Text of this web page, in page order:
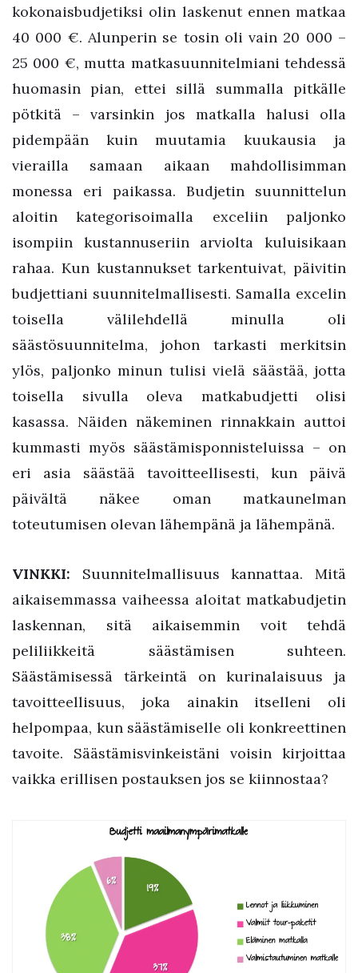
kokonaisbudjetiksi olin laskenut ennen matkaa
40 000 €. Alunperin se tosin oli vain 20 000 –
25 000 €, mutta matkasuunnitelmiani tehdessä
huomasin pian, ettei sillä summalla pitkälle
pötkitä – varsinkin jos matkalla halusi olla
pidempään kuin muutamia kuukausia ja
vierailla samaan aikaan mahdollisimman
monessa eri paikassa. Budjetin suunnittelun
aloitin kategorisoimalla exceliin paljonko
isompiin kustannuseriin arviolta kuluisikaan
rahaa. Kun kustannukset tarkentuivat, päivitin
budjettiani suunnitelmallisesti. Samalla excelin
toisella välilehdellä minulla oli
säästösuunnitelma, johon tarkasti merkitsin
ylös, paljonko minun tulisi vielä säästää, jotta
toisella sivulla oleva matkabudjetti olisi
kasassa. Näiden näkeminen rinnakkain auttoi
kummasti myös säästämisponnisteluissa – on
eri asia säästää tavoitteellisesti, kun päivä
päivältä näkee oman matkaunelman
toteutumisen olevan lähempänä ja lähempänä.
VINKKI: Suunnitelmallisuus kannattaa. Mitä
aikaisemmassa vaiheessa aloitat matkabudjetin
laskennan, sitä aikaisemmin voit tehdä
peliliikkeitä säästämisen suhteen.
Säästämisessä tärkeintä on kurinalaisuus ja
tavoitteellisuus, joka ainakin itselleni oli
helpompaa, kun säästämiselle oli konkreettinen
tavoite. Säästämisvinkeistäni voisin kirjoittaa
vaikka erillisen postauksen jos se kiinnostaa?